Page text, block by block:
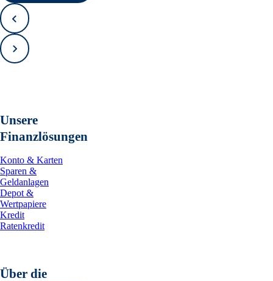
Zurück
Vorwärts
Unsere
Finanzlösungen
Konto & Karten
Sparen &
Geldanlagen
Depot &
Wertpapiere
Kredit
Ratenkredit
Über die